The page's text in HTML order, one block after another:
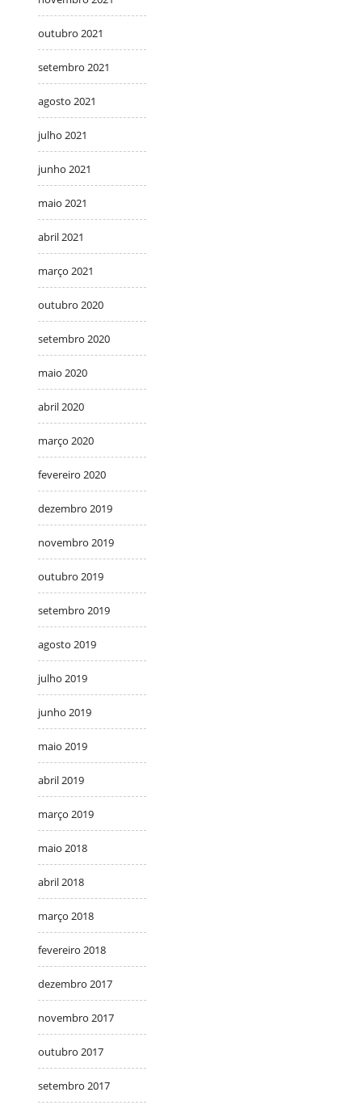
outubro 2021
setembro 2021
agosto 2021
julho 2021
junho 2021
maio 2021
abril 2021
março 2021
outubro 2020
setembro 2020
maio 2020
abril 2020
março 2020
fevereiro 2020
dezembro 2019
novembro 2019
outubro 2019
setembro 2019
agosto 2019
julho 2019
junho 2019
maio 2019
abril 2019
março 2019
maio 2018
abril 2018
março 2018
fevereiro 2018
dezembro 2017
novembro 2017
outubro 2017
setembro 2017